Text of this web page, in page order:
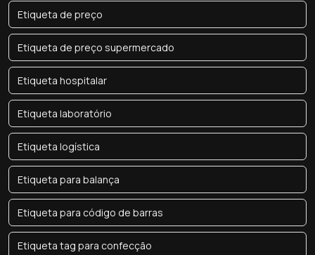
Etiqueta de preço
Etiqueta de preço supermercado
Etiqueta hospitalar
Etiqueta laboratório
Etiqueta logística
Etiqueta para balança
Etiqueta para código de barras
Etiqueta tag para confecção